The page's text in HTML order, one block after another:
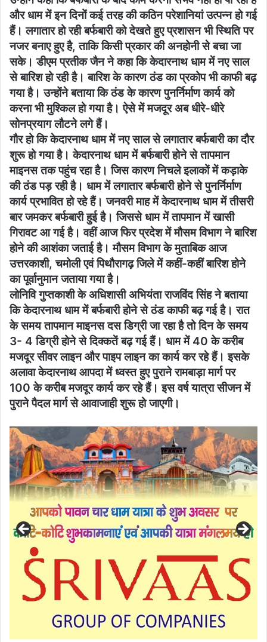
और धाम में इन दिनों कई तरह की कठिन परेशानियां उत्पन्न हो गई
हैं। लगातार हो रही बर्फबारी को देखते हुए प्रशासन भी स्थिति पर
नजर बनाए हुए है, ताकि किसी प्रकार की अनहोनी से बचा जा
सके। डीएम प्रतीक जैन ने कहा कि केदारनाथ धाम में नए साल
से बारिश हो रही है। बारिश के कारण ठंड का प्रकोप भी काफी बढ़
गया है। उन्होंने बताया कि ठंड के कारण पुनर्निर्माण कार्य को
करना भी मुश्किल हो गया है। ऐसे में मजदूर अब धीरे-धीरे
सोनप्रयाग लौटने लगे हैं।
गौर हो कि केदारनाथ धाम में नए साल से लगातार बर्फबारी का दौर
शुरू हो गया है। केदारनाथ धाम में बर्फबारी होने से तापमान
माइनस तक पहुंच रहा है। जिस कारण निचले इलाकों में कड़ाके
की ठंड पड़ रही है। धाम में लगातार बर्फबारी होने से पुनर्निर्माण
कार्य प्रभावित हो रहे हैं। जनवरी माह में केदारनाथ धाम में तीसरी
बार जमकर बर्फबारी हुई है। जिससे धाम में तापमान में खासी
गिरावट आ गई है। वहीं आज फिर प्रदेश में मौसम विभाग ने बारिश
होने की आशंका जताई है। मौसम विभाग के मुताबिक आज
उत्तरकाशी, चमोली एवं पिथौरागढ़ जिले में कहीं-कहीं बारिश होने
का पूर्वानुमान जताया गया है।
लोनिवि गुप्तकाशी के अधिशासी अभियंता राजविंद सिंह ने बताया
कि केदारनाथ धाम में बर्फबारी होने से ठंड काफी बढ़ गई है। रात
के समय तापमान माइनस दस डिग्री जा रहा है तो दिन के समय
3- 4 डिग्री होने से दिक्कतें बढ़ गई हैं। धाम में 40 के करीब
मजदूर सीवर लाइन और पाइप लाइन का कार्य कर रहे हैं। इसके
अलावा केदारनाथ आपदा में ध्वस्त हुए पुराने रामबाड़ा मार्ग पर
100 के करीब मजदूर कार्य कर रहे हैं। इस वर्ष यात्रा सीजन में
पुराने पैदल मार्ग से आवाजाही शुरू हो जाएगी।